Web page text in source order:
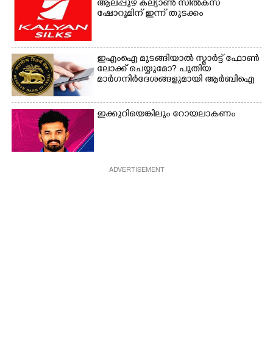
ആലപ്പുഴ കല്യാൺ സിൽക്‌സ്
ഷോറൂമിന് ഇന്ന് തുടക്കം
ഇഎംഐ മുടങ്ങിയാൽ സ്മാർട്ട് ഫോൺ
ലോക്ക് ചെയ്യുമോ? പുതിയ
മാർഗനിർദേശങ്ങളുമായി ആർബിഐ
ഇക്കുറിയെങ്കിലും റോയലാകണം
ADVERTISEMENT